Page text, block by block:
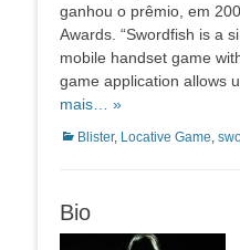
ganhou o prêmio, em
Awards. “Swordfish is a
mobile handset game
game application allows
mais… »
Categorias:
Blister, Locative Game
Bio